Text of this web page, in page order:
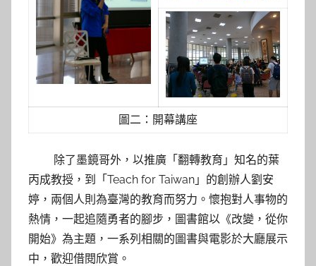
圖二：開幕講座
除了墨鏡哥外，以推廣「翻轉教育」知名的葉
丙成教授，到「Teach for Taiwan」的創辦人劉安
婷，兩個人則為臺灣的教育而努力。懷抱對人事物的
熱情，一起追隨勇者的腳步，圖書館以《改變，從你
開始》為主題，一系列相關的圖書與電影於大廳展示
中，歡迎借閱欣賞。